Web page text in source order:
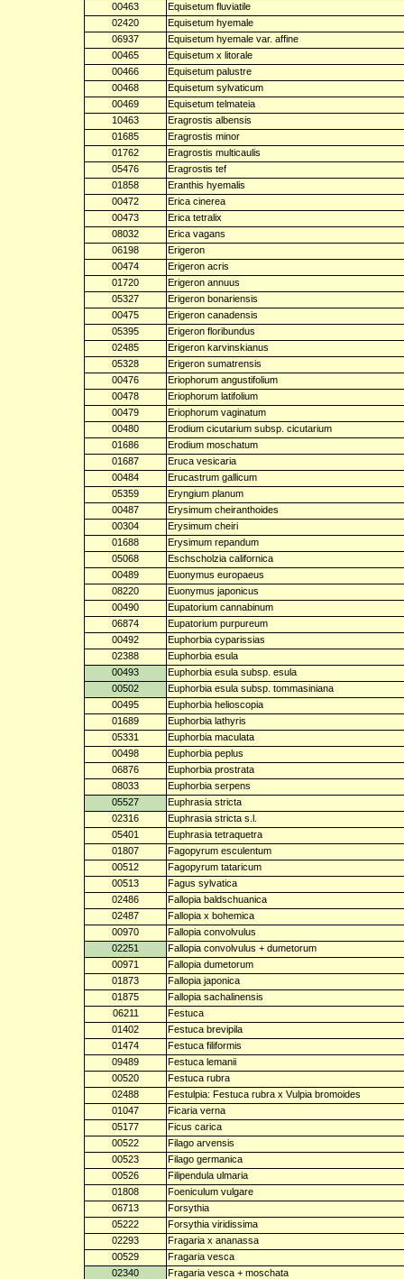
00463
Equisetum fluviatile
02420
Equisetum hyemale
06937
Equisetum hyemale var. affine
00465
Equisetum x litorale
00466
Equisetum palustre
00468
Equisetum sylvaticum
00469
Equisetum telmateia
10463
Eragrostis albensis
01685
Eragrostis minor
01762
Eragrostis multicaulis
05476
Eragrostis tef
01858
Eranthis hyemalis
00472
Erica cinerea
00473
Erica tetralix
08032
Erica vagans
06198
Erigeron
00474
Erigeron acris
01720
Erigeron annuus
05327
Erigeron bonariensis
00475
Erigeron canadensis
05395
Erigeron floribundus
02485
Erigeron karvinskianus
05328
Erigeron sumatrensis
00476
Eriophorum angustifolium
00478
Eriophorum latifolium
00479
Eriophorum vaginatum
00480
Erodium cicutarium subsp. cicutarium
01686
Erodium moschatum
01687
Eruca vesicaria
00484
Erucastrum gallicum
05359
Eryngium planum
00487
Erysimum cheiranthoides
00304
Erysimum cheiri
01688
Erysimum repandum
05068
Eschscholzia californica
00489
Euonymus europaeus
08220
Euonymus japonicus
00490
Eupatorium cannabinum
06874
Eupatorium purpureum
00492
Euphorbia cyparissias
02388
Euphorbia esula
00493
Euphorbia esula subsp. esula
00502
Euphorbia esula subsp. tommasiniana
00495
Euphorbia helioscopia
01689
Euphorbia lathyris
05331
Euphorbia maculata
00498
Euphorbia peplus
06876
Euphorbia prostrata
08033
Euphorbia serpens
05527
Euphrasia stricta
02316
Euphrasia stricta s.l.
05401
Euphrasia tetraquetra
01807
Fagopyrum esculentum
00512
Fagopyrum tataricum
00513
Fagus sylvatica
02486
Fallopia baldschuanica
02487
Fallopia x bohemica
00970
Fallopia convolvulus
02251
Fallopia convolvulus + dumetorum
00971
Fallopia dumetorum
01873
Fallopia japonica
01875
Fallopia sachalinensis
06211
Festuca
01402
Festuca brevipila
01474
Festuca filiformis
09489
Festuca lemanii
00520
Festuca rubra
02488
Festulpia: Festuca rubra x Vulpia bromoides
01047
Ficaria verna
05177
Ficus carica
00522
Filago arvensis
00523
Filago germanica
00526
Filipendula ulmaria
01808
Foeniculum vulgare
06713
Forsythia
05222
Forsythia viridissima
02293
Fragaria x ananassa
00529
Fragaria vesca
02340
Fragaria vesca + moschata